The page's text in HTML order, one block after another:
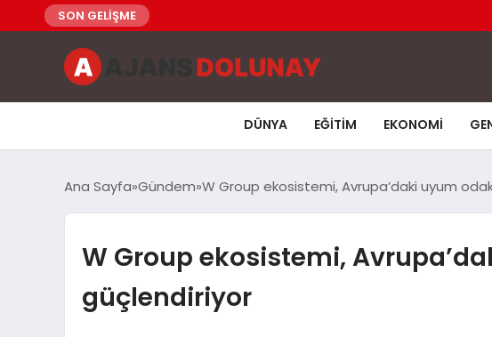
SON GELİŞME
DÜNYA EĞITIM EKONOMI
Ana Sayfa Gündem W Group ekosistemi, Avrupa’daki uyum
W Group ekosistemi,
güçlendiriyor